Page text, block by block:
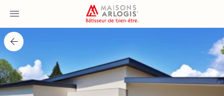
Accueil
Nos maisons